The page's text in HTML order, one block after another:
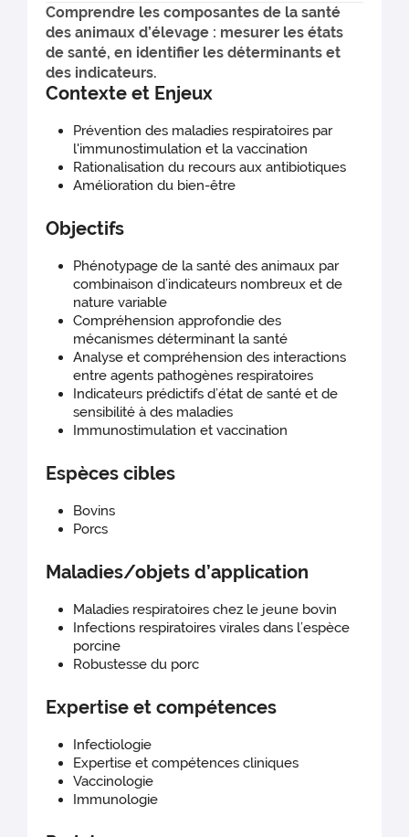
Comprendre les composantes de la santé
des animaux d’élevage : mesurer les états
de santé, en identifier les déterminants et
des indicateurs.
Contexte et Enjeux
Prévention des maladies respiratoires par
l'immunostimulation et la vaccination
Rationalisation du recours aux antibiotiques
Amélioration du bien-être
Objectifs
Phénotypage de la santé des animaux par
combinaison d’indicateurs nombreux et de
nature variable
Compréhension approfondie des
mécanismes déterminant la santé
Analyse et compréhension des interactions
entre agents pathogènes respiratoires
Indicateurs prédictifs d’état de santé et de
sensibilité à des maladies
Immunostimulation et vaccination
Espèces cibles
Bovins
Porcs
Maladies/objets d’application
Maladies respiratoires chez le jeune bovin
Infections respiratoires virales dans l’espèce
porcine
Robustesse du porc
Expertise et compétences
Infectiologie
Expertise et compétences cliniques
Vaccinologie
Immunologie